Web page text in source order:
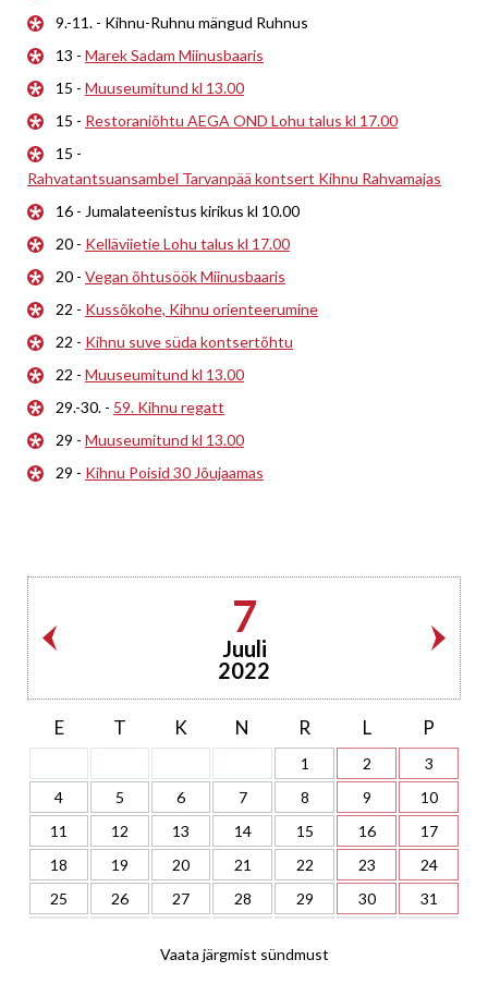
9.-11. - Kihnu-Ruhnu mängud Ruhnus
13 - Marek Sadam Miinusbaaris
15 - Muuseumitund kl 13.00
15 - Restoraniõhtu AEGA OND Lohu talus kl 17.00
15 -
Rahvatantsuansambel Tarvanpää kontsert Kihnu Rahvamajas
16 - Jumalateenistus kirikus kl 10.00
20 - Kelläviietie Lohu talus kl 17.00
20 - Vegan õhtusöök Miinusbaaris
22 - Kussõkohe, Kihnu orienteerumine
22 - Kihnu suve süda kontsertõhtu
22 - Muuseumitund kl 13.00
29.-30. - 59. Kihnu regatt
29 - Muuseumitund kl 13.00
29 - Kihnu Poisid 30 Jõujaamas
7
Juuli
2022
E T K N R L P
1 2
3
4
5 6 7 8 9
10
11
12 13 14 15 16
17
18
19 20 21 22 23
24
25
26 27 28 29 30 31
Vaata järgmist sündmust